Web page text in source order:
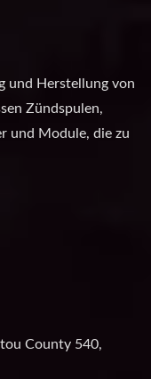
und Herstellung von
Zündspulen,
und Module, die zu
County 540,